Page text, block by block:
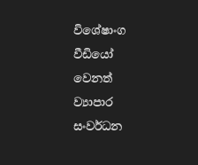
විශේෂාංග
වීඩියෝ
වෙනත්
ව්‍යාපාර
සංවර්ධන